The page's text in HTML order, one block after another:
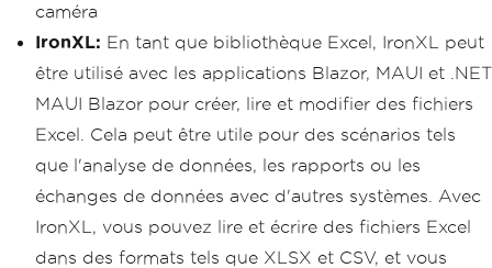
caméra
IronXL: En tant que bibliothèque Excel, IronXL peut
être utilisé avec les applications Blazor, MAUI et .NET
MAUI Blazor pour créer, lire et modifier des fichiers
Excel. Cela peut être utile pour des scénarios tels
que l'analyse de données, les rapports ou les
échanges de données avec d'autres systèmes. Avec
IronXL, vous pouvez lire et écrire des fichiers Excel
dans des formats tels que XLSX et CSV, et vous